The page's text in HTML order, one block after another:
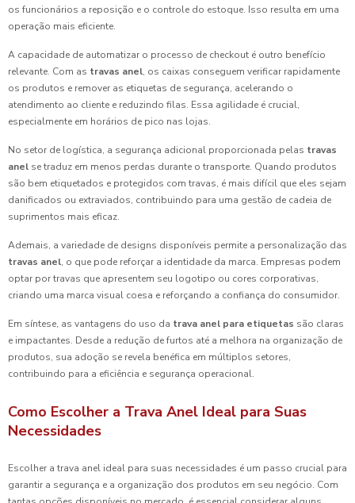
os funcionários a reposição e o controle do estoque. Isso resulta em uma
operação mais eficiente.
A capacidade de automatizar o processo de checkout é outro benefício
relevante. Com as travas anel, os caixas conseguem verificar rapidamente
os produtos e remover as etiquetas de segurança, acelerando o
atendimento ao cliente e reduzindo filas. Essa agilidade é crucial,
especialmente em horários de pico nas lojas.
No setor de logística, a segurança adicional proporcionada pelas travas
anel se traduz em menos perdas durante o transporte. Quando produtos
são bem etiquetados e protegidos com travas, é mais difícil que eles sejam
danificados ou extraviados, contribuindo para uma gestão de cadeia de
suprimentos mais eficaz.
Ademais, a variedade de designs disponíveis permite a personalização das
travas anel, o que pode reforçar a identidade da marca. Empresas podem
optar por travas que apresentem seu logotipo ou cores corporativas,
criando uma marca visual coesa e reforçando a confiança do consumidor.
Em síntese, as vantagens do uso da trava anel para etiquetas são claras
e impactantes. Desde a redução de furtos até a melhora na organização de
produtos, sua adoção se revela benéfica em múltiplos setores,
contribuindo para a eficiência e segurança operacional.
Como Escolher a Trava Anel Ideal para Suas
Necessidades
Escolher a trava anel ideal para suas necessidades é um passo crucial para
garantir a segurança e a organização dos produtos em seu negócio. Com